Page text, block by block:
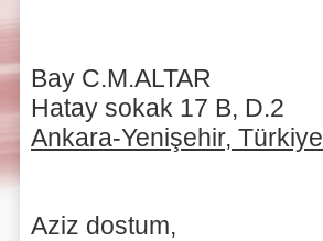
Bay C.M.ALTAR
Hatay sokak 17 B, D.2
Ankara-Yenişehir, Türkiye
Aziz dostum,